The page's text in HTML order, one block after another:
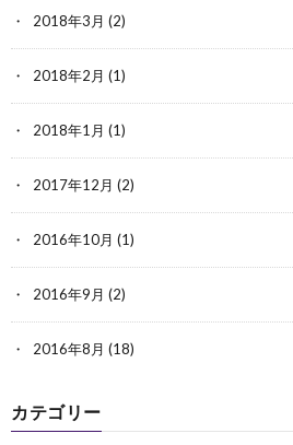
2018年3月 (2)
2018年2月 (1)
2018年1月 (1)
2017年12月 (2)
2016年10月 (1)
2016年9月 (2)
2016年8月 (18)
カテゴリー